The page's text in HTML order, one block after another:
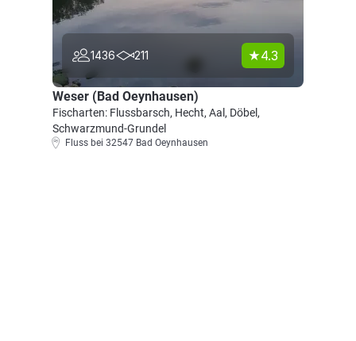
1436 211 4.3
Weser (Bad Oeynhausen)
Fischarten: Flussbarsch, Hecht, Aal, Döbel,
Schwarzmund-Grundel
Fluss bei 32547 Bad Oeynhausen